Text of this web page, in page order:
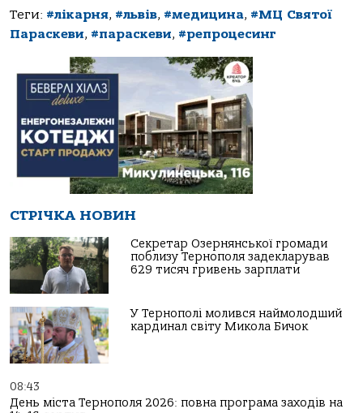
Теги: #лікарня, #львів, #медицина, #МЦ Святої
Параскеви, #параскеви, #репроцесинг
СТРІЧКА НОВИН
Секретар Озернянської громади
поблизу Тернополя задекларував
629 тисяч гривень зарплати
У Тернополі молився наймолодший
кардинал світу Микола Бичок
08:43
День міста Тернополя 2026: повна програма заходів на